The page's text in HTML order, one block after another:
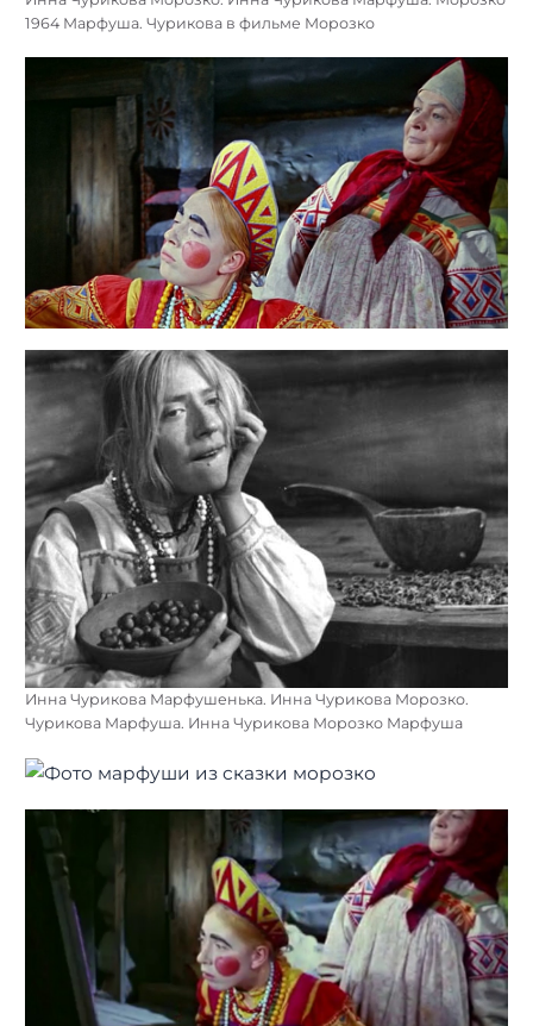
1964 Марфуша. Чурикова в фильме Морозко
Инна Чурикова Марфушенька. Инна Чурикова Морозко.
Чурикова Марфуша. Инна Чурикова Морозко Марфуша